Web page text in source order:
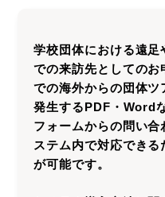
学校団体における遠
での来訪先としてのお
での海外からの団体ツ
発生するPDF・Word
フォームからの問い
ステム内で対応でき
が可能です。